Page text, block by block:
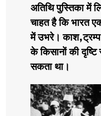
अतिथि पुस्तिका में
चाहत है कि भारत
में उभरे। काश,ट्रम्प
के किसानों की
सकता था।